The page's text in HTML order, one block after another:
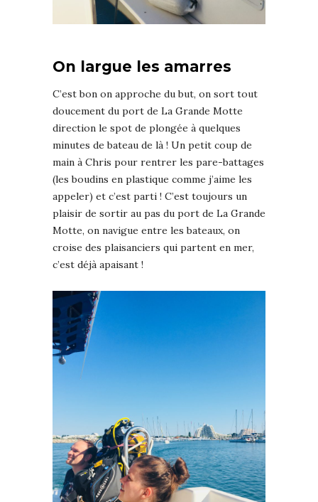
On largue les amarres
C’est bon on approche du but, on sort tout
doucement du port de La Grande Motte
direction le spot de plongée à quelques
minutes de bateau de là ! Un petit coup de
main à Chris pour rentrer les pare-battages
(les boudins en plastique comme j’aime les
appeler) et c’est parti ! C’est toujours un
plaisir de sortir au pas du port de La Grande
Motte, on navigue entre les bateaux, on
croise des plaisanciers qui partent en mer,
c’est déjà apaisant !